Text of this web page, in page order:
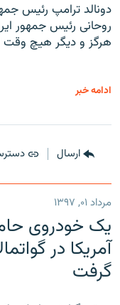
دونالد ترامپ رئیس
روحانی رئیس جمهور
هرگز و دیگر هیچ وقت
ادامه خبر
ارسال
مرداد ۰۱, ۱۳۹۷
یک خودروی
آمریکا در
گرفت